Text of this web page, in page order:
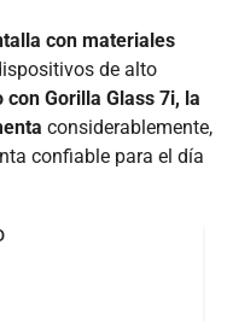
con materiales
de alto
con Gorilla Glass 7i, la
considerablemente,
confiable para el día